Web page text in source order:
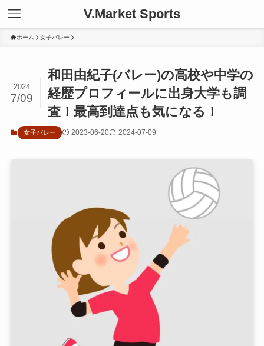
V.Market Sports
ホーム 女子バレー
和田由紀子(バレー)の高校や中学の
経歴プロフィールに出身大学も調
査！最高到達点も気になる！
2024
7/09
女子バレー 2023-06-20 2024-07-09